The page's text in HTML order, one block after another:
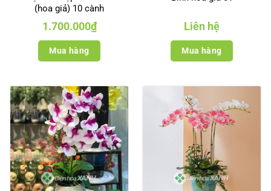
(hoa giả) 10 cành
1.700.000₫
Mua hàng
Liên hệ
Mua hàng